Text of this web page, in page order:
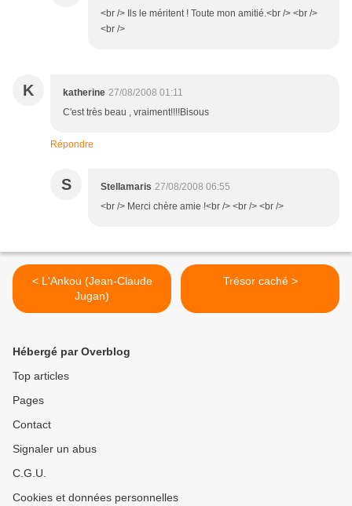
<br /> Ils le méritent ! Toute mon amitié.<br /> <br />
<br />
K katherine 27/08/2008 01:11
C'est très beau , vraiment!!!!Bisous
Répondre
S Stellamaris 27/08/2008 06:55
<br /> Merci chère amie !<br /> <br /> <br />
< L'Ankou (Jean-Claude
Jugan)
Trésor caché >
Hébergé par Overblog
Top articles
Pages
Contact
Signaler un abus
C.G.U.
Cookies et données personnelles